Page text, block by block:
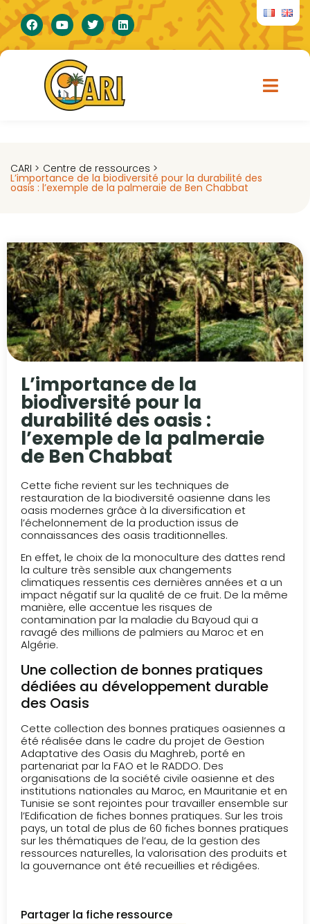
CARI > Centre de ressources >
L’importance de la biodiversité pour la durabilité des
oasis : l’exemple de la palmeraie de Ben Chabbat
L’importance de la
biodiversité pour la
durabilité des oasis :
l’exemple de la palmeraie
de Ben Chabbat
Cette fiche revient sur les techniques de
restauration de la biodiversité oasienne dans les
oasis modernes grâce à la diversification et
l’échelonnement de la production issus de
connaissances des oasis traditionnelles.
En effet, le choix de la monoculture des dattes rend
la culture très sensible aux changements
climatiques ressentis ces dernières années et a un
impact négatif sur la qualité de ce fruit. De la même
manière, elle accentue les risques de
contamination par la maladie du Bayoud qui a
ravagé des millions de palmiers au Maroc et en
Algérie.
Une collection de bonnes pratiques
dédiées au développement durable
des Oasis
Cette collection des bonnes pratiques oasiennes a
été réalisée dans le cadre du projet de Gestion
Adaptative des Oasis du Maghreb, porté en
partenariat par la FAO et le RADDO. Des
organisations de la société civile oasienne et des
institutions nationales au Maroc, en Mauritanie et en
Tunisie se sont rejointes pour travailler ensemble sur
l’Edification de fiches bonnes pratiques. Sur les trois
pays, un total de plus de 60 fiches bonnes pratiques
sur les thématiques de l’eau, de la gestion des
ressources naturelles, la valorisation des produits et
la gouvernance ont été recueillies et rédigées.
Partager la fiche ressource